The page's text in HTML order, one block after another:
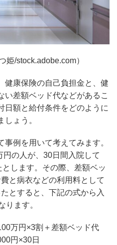
姫/stock.adobe.com）
健康保険の自己負担金と、健
い差額ベッド代などがあるこ
日額と給付条件をどのように
ょう。
例を用いて考えてみます。
の人が、30日間入院して
します。その際、差額ベッ
と病衣などの利用料として
とすると、下記の式から入
ります。
万円×3割＋差額ベッド代
円×30日